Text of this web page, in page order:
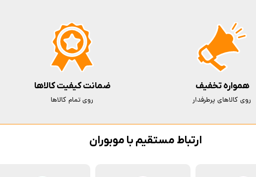
ارتباط مستقیم با موبوران
ضمانت کیفیت کالاها
روی تمام کالاها
همواره تخفیف
روی کالاهای پرطرفدار